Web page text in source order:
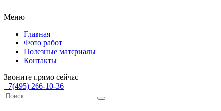
Меню
Главная
Фото работ
Полезные материалы
Контакты
Звоните прямо сейчас
+7(495) 266-10-36